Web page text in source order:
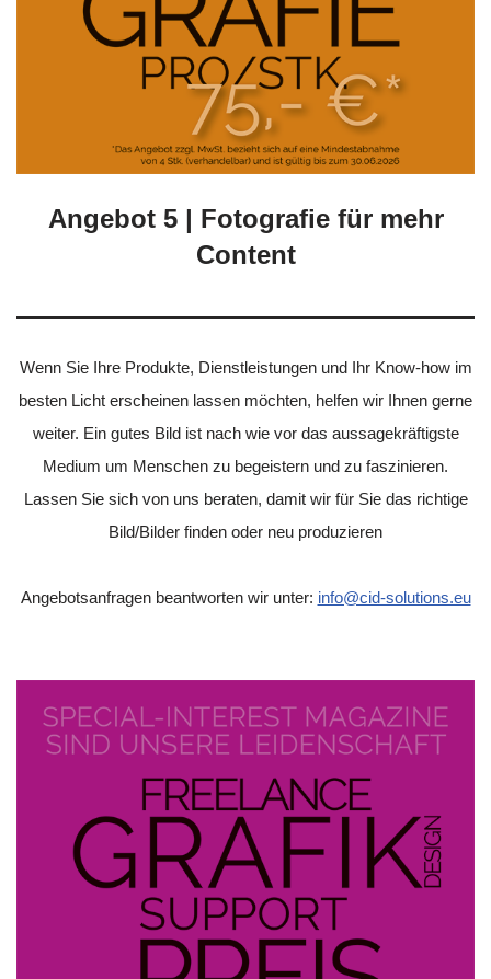
Angebot 5 | Fotografie für mehr
Content
Wenn Sie Ihre Produkte, Dienstleistungen und Ihr Know-how im
besten Licht erscheinen lassen möchten, helfen wir Ihnen gerne
weiter. Ein gutes Bild ist nach wie vor das aussagekräftigste
Medium um Menschen zu begeistern und zu faszinieren.
Lassen Sie sich von uns beraten, damit wir für Sie das richtige
Bild/Bilder finden oder neu produzieren
Angebotsanfragen beantworten wir unter: info@cid-solutions.eu